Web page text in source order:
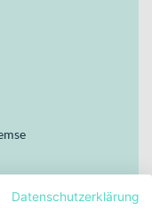
auch
Fullys mit einem
25kmh / INT:
Datenschutzerklärung